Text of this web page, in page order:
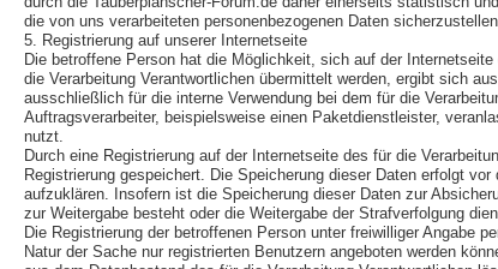
die von uns verarbeiteten personenbezogenen Daten
5. Registrierung auf unserer Internetseite
Die betroffene Person hat die Möglichkeit, sich auf der
die Verarbeitung Verantwortlichen übermittelt werden, ergibt sich
ausschließlich für die interne Verwendung bei dem für die
Auftragsverarbeiter, beispielsweise einen Paketdienstleister,
nutzt.
Durch eine Registrierung auf der Internetseite des für die
Registrierung gespeichert. Die Speicherung dieser Daten erfolgt
aufzuklären. Insofern ist die Speicherung dieser Daten zur
zur Weitergabe besteht oder die Weitergabe der Strafverfolgung
Die Registrierung der betroffenen Person unter freiwilliger Angabe
Natur der Sache nur registrierten Benutzern angeboten werden